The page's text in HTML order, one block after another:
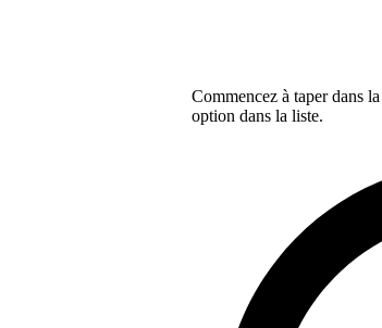
Commencez à taper dans
option dans la liste.